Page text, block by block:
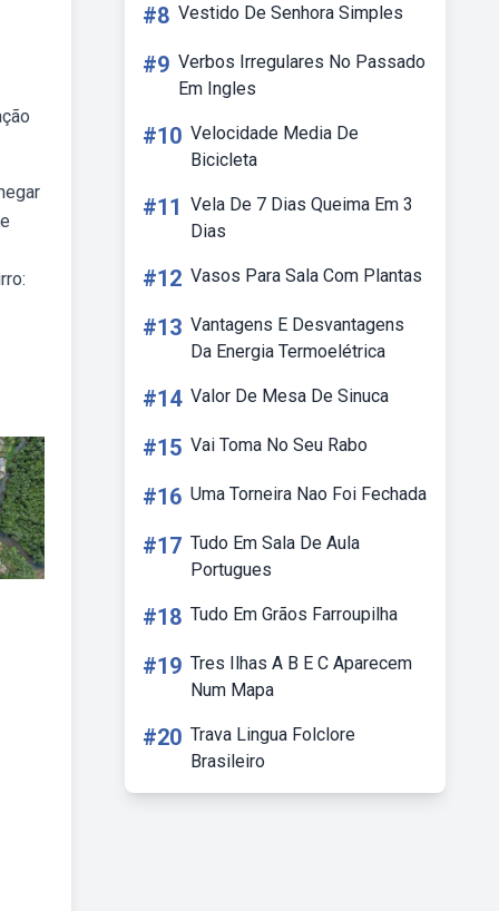
#8 Vestido De Senhora Simples
#9 Verbos Irregulares No Passado
Em Ingles
#10 Velocidade Media De
Bicicleta
#11 Vela De 7 Dias Queima Em 3
Dias
#12 Vasos Para Sala Com Plantas
#13 Vantagens E Desvantagens
Da Energia Termoelétrica
#14 Valor De Mesa De Sinuca
#15 Vai Toma No Seu Rabo
#16 Uma Torneira Nao Foi Fechada
#17 Tudo Em Sala De Aula
Portugues
#18 Tudo Em Grãos Farroupilha
#19 Tres Ilhas A B E C Aparecem
Num Mapa
#20 Trava Lingua Folclore
Brasileiro